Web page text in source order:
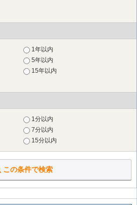
1年以内
5年以内
15年以内
1分以内
7分以内
15分以内
この条件で検索